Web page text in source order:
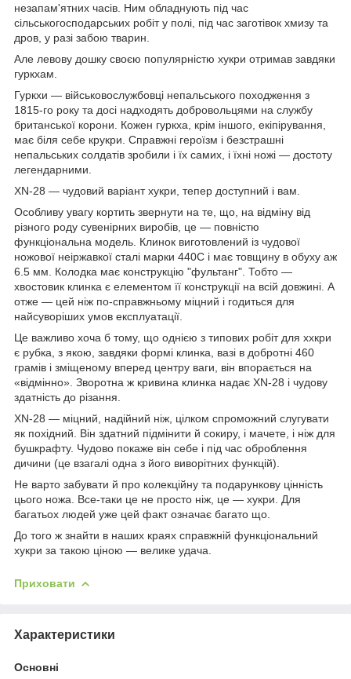
незапам'ятних часів. Ним обладнують під час
сільськогосподарських робіт у полі, під час заготівок хмизу та
дров, у разі забою тварин.
Але левову дошку своєю популярністю хукри отримав завдяки
гуркхам.
Гуркхи — військовослужбовці непальського походження з
1815-го року та досі надходять добровольцями на службу
британської корони. Кожен гуркха, крім іншого, екіпірування,
має біля себе крукри. Справжні героїзм і безстрашні
непальських солдатів зробили і їх самих, і їхні ножі — достоту
легендарними.
XN-28 — чудовий варіант хукри, тепер доступний і вам.
Особливу увагу кортить звернути на те, що, на відміну від
різного роду сувенірних виробів, це — повністю
функціональна модель. Клинок виготовлений із чудової
ножової неіржавкої сталі марки 440С і має товщину в обуху аж
6.5 мм. Колодка має конструкцію "фультанг". Тобто —
хвостовик клинка є елементом її конструкції на всій довжині. А
отже — цей ніж по-справжньому міцний і годиться для
найсуворіших умов експлуатації.
Це важливо хоча б тому, що однією з типових робіт для ххкри
є рубка, з якою, завдяки формі клинка, вазі в добротні 460
грамів і зміщеному вперед центру ваги, він впорається на
«відмінно». Зворотна ж кривина клинка надає XN-28 і чудову
здатність до різання.
XN-28 — міцний, надійний ніж, цілком спроможний слугувати
як похідний. Він здатний підмінити й сокиру, і мачете, і ніж для
бушкрафту. Чудово покаже він себе і під час оброблення
дичини (це взагалі одна з його виворітних функцій).
Не варто забувати й про колекційну та подарункову цінність
цього ножа. Все-таки це не просто ніж, це — хукри. Для
багатьох людей уже цей факт означає багато що.
До того ж знайти в наших краях справжній функціональний
хукри за такою ціною — велике удача.
Приховати
Характеристики
Основні